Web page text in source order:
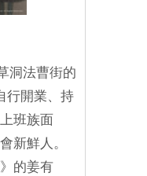
洞法曹街的
行開業、持
班族面
新鮮人。
的姜有